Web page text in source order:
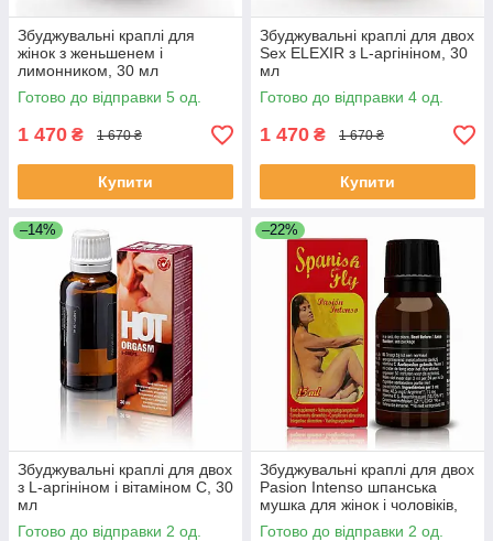
Збуджувальні краплі для
жінок з женьшенем і
лимонником, 30 мл
Готово до відправки 5 од.
1 470 ₴ 1 670 ₴
Купити
Збуджувальні краплі для двох
Sex ELEXIR з L-аргініном, 30
мл
Готово до відправки 4 од.
1 470 ₴ 1 670 ₴
Купити
–14%
Збуджувальні краплі для двох
з L-аргініном і вітаміном C, 30
мл
Готово до відправки 2 од.
–22%
Збуджувальні краплі для двох
Pasion Intenso шпанська
мушка для жінок і чоловіків,
Афродизіак (15 мл)
Готово до відправки 2 од.